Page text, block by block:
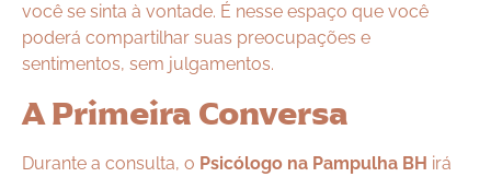
você se sinta à vontade. É nesse espaço que você
poderá compartilhar suas preocupações e
sentimentos, sem julgamentos.
A Primeira Conversa
Durante a consulta, o Psicólogo na Pampulha BH irá